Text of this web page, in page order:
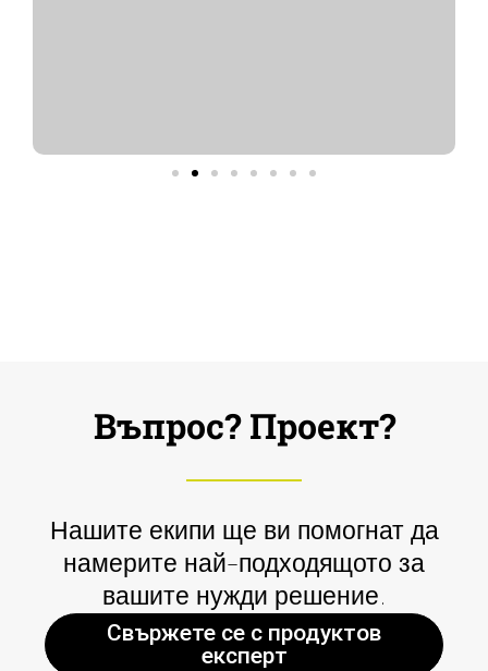
Въпрос? Проект?
Нашите екипи ще ви помогнат да
намерите най-подходящото за
вашите нужди решение.
Свържете се с продуктов
експерт